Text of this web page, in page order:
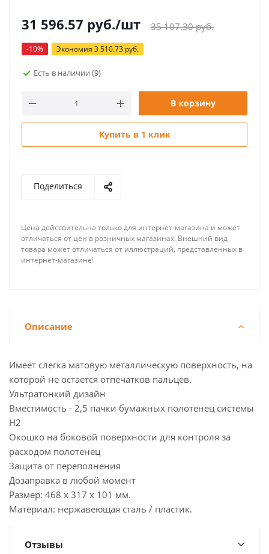
31 596.57 руб./шт 35 107.30руб.
-10% Экономия 3 510.73 руб.
Есть в наличии (9)
В корзину
Купить в 1 клик
Поделиться
Цена действительна только для интернет-магазина и может
отличаться от цен в розничных магазинах. Внешний вид
товара может отличаться от иллюстраций, представленных в
интернет-магазине!
Описание
Имеет слегка матовую металлическую поверхность, на
которой не остается отпечатков пальцев.
Ультратонкий дизайн
Вместимость - 2,5 пачки бумажных полотенец системы
H2
Окошко на боковой поверхности для контроля за
расходом полотенец
Защита от переполнения
Дозаправка в любой момент
Размер: 468 x 317 x 101 мм.
Материал: нержавеющая сталь / пластик.
Отзывы